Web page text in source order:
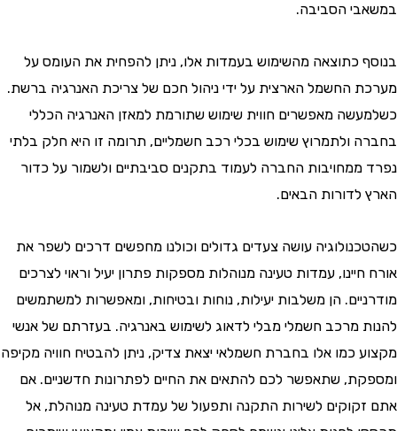
הסביבה.
כתוצאה מהשימוש בעמדות אלו, ניתן להפחית את העומס על
החשמל הארצית על ידי ניהול חכם של צריכת האנרגיה ברשת.
מאפשרים חווית שימוש שתורמת למאזן האנרגיה הכללי
ולתמרוץ שימוש בכלי רכב חשמליים, תרומה זו היא חלק בלתי
החברה לעמוד בתקנים סביבתיים ולשמור על כדור
הבאים.
עושה צעדים גדולים וכולנו מחפשים דרכים לשפר את
עמדות טעינה מנוהלות מספקות פתרון יעיל וראוי לצרכים
הן משלבות יעילות, נוחות ובטיחות, ומאפשרות למשתמשים
מרכב חשמלי מבלי לדאוג לשימוש באנרגיה. בעזרתם של אנשי
כמו אלו בחברת חשמלאי יצאת צדיק, ניתן להבטיח חוויה מקיפה
שתאפשר לכם להתאים את החיים לפתרונות חדשניים. אם
לשירות התקנה ותפעול של עמדת טעינה מנוהלת, אל